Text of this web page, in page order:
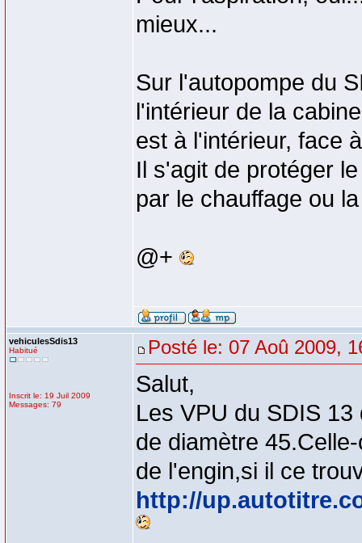
mieux...
Sur l'autopompe du
l'intérieur de la
est à l'intérieur, face
Il s'agit de protéger
par le chauffage ou
@+
vehiculesSdis13
Habitué
Inscrit le: 19 Juil 2009
Messages: 79
Posté le: 07 Aoû 2009,
Salut,
Les VPU du SDIS
de diamètre
de l'engin,si il ce
http://